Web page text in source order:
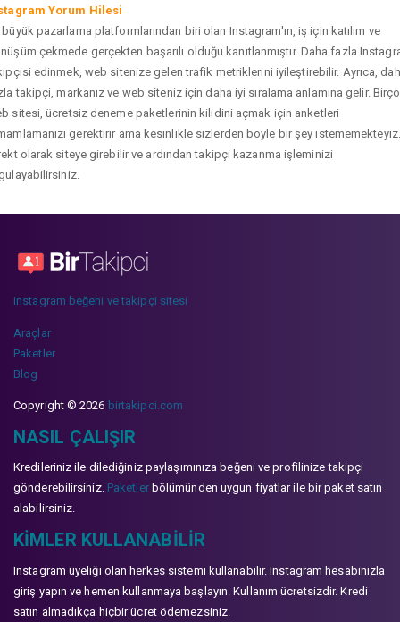
Yorum Hilesi
büyük pazarlama platformlarından biri olan Instagram'ın, iş için katılım ve
çekmede gerçekten başarılı olduğu kanıtlanmıştır. Daha fazla
edinmek, web sitenize gelen trafik metriklerini iyileştirebilir. Ayrıca,
takipçi, markanız ve web siteniz için daha iyi sıralama anlamına gelir.
sitesi, ücretsiz deneme paketlerinin kilidini açmak için anketleri
gerektirir ama kesinlikle sizlerden böyle bir şey istememekteyiz.
olarak siteye girebilir ve ardından takipçi kazanma işleminizi
instagram beğeni ve takipçi sitesi
Araçlar
Paketler
Blog
Copyright © 2026 birtakipci.com
NASIL ÇALIŞIR
Kredileriniz ile dilediğiniz paylaşımınıza beğeni ve profilinize takipçi
gönderebilirsiniz. Paketlerbölümünden uygun fiyatlar ile bir paket satın
alabilirsiniz.
KIMLER KULLANABILIR
Instagram üyeliği olan herkes sistemi kullanabilir. Instagram hesabınızla
giriş yapın ve hemen kullanmaya başlayın. Kullanım ücretsizdir. Kredi
satın almadıkça hiçbir ücret ödemezsiniz.